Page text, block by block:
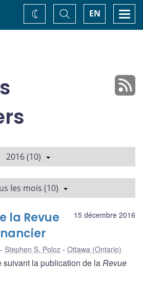
EN
Basculer
la
recherche
Changez
de
2016 (10)
les mois (10)
15 décembre 2016
la Revue
Stephen S. Poloz Ottawa (Ontario)
suivant la publication de laRevue